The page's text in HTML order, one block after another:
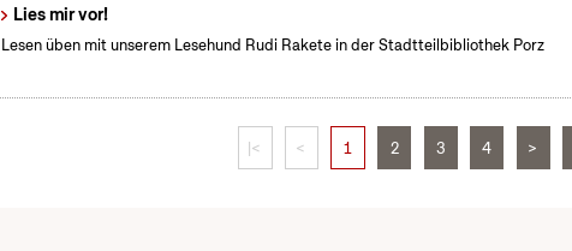
Lies mir vor!
Lesen üben mit unserem Lesehund Rudi Rakete in der Stadtteilbibliothek Porz
|< < 1 2 3 4 >